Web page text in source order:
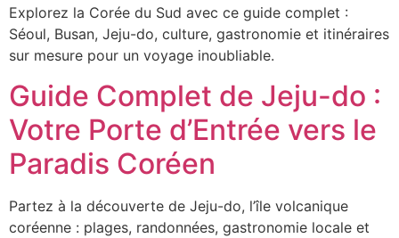
Explorez la Corée du Sud avec ce guide complet :
Séoul, Busan, Jeju-do, culture, gastronomie et itinéraires
sur mesure pour un voyage inoubliable.
Guide Complet de Jeju-do :
Votre Porte d’Entrée vers le
Paradis Coréen
Partez à la découverte de Jeju-do, l’île volcanique
coréenne : plages, randonnées, gastronomie locale et